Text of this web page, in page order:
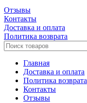
Отзывы
Контакты
Доставка и оплата
Политика возврата
Главная
Доставка и оплата
Политика возврата
Контакты
Отзывы